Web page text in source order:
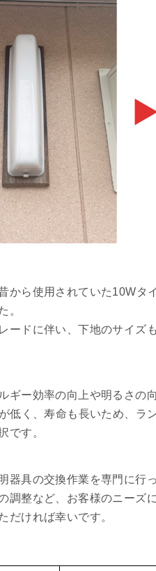
から使用されていた10W
。
ードに伴い、下地のサイズ
ギー効率の向上や明るさの
低く、寿命も長いため、ラ
です。
器具の交換作業を専門に行
調整など、お客様のニーズ
だければ幸いです。